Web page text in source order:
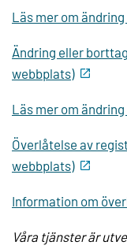
Läs mer om
Ändring eller
webbplats)
Läs mer om
Överlåtelse av
webbplats)
Information om
Våra tjänster är